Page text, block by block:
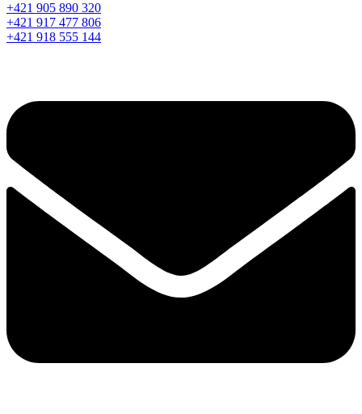
+421 905 890 320
+421 917 477 806
+421 918 555 144